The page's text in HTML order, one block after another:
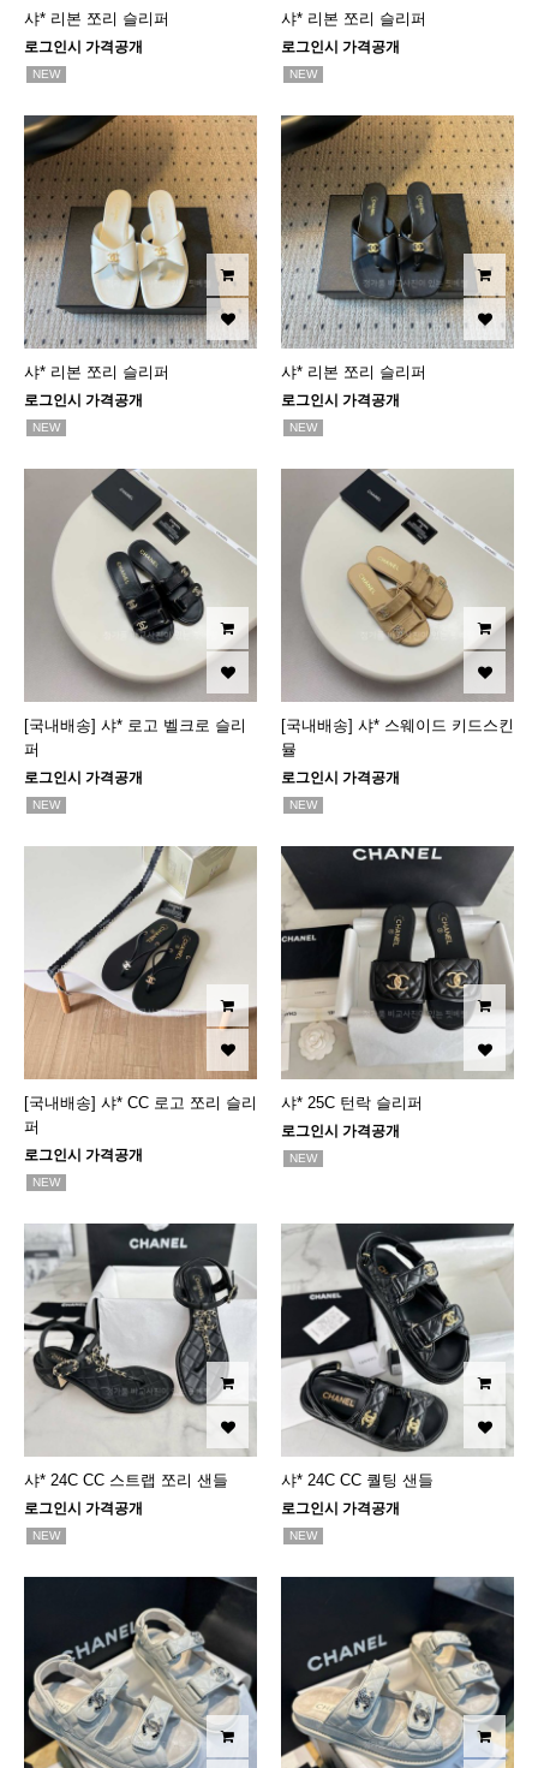
샤* 리본 쪼리 슬리퍼
로그인시 가격공개
NEW
샤* 리본 쪼리 슬리퍼
로그인시 가격공개
NEW
샤* 리본 쪼리 슬리퍼
로그인시 가격공개
NEW
샤* 리본 쪼리 슬리퍼
로그인시 가격공개
NEW
[국내배송] 샤* 로고 벨크로 슬리
퍼
로그인시 가격공개
NEW
[국내배송] 샤* 스웨이드 키드스킨
뮬
로그인시 가격공개
NEW
[국내배송] 샤* CC 로고 쪼리 슬리
퍼
로그인시 가격공개
NEW
샤* 25C 턴락 슬리퍼
로그인시 가격공개
NEW
샤* 24C CC 스트랩 쪼리 샌들
로그인시 가격공개
NEW
샤* 24C CC 퀄팅 샌들
로그인시 가격공개
NEW